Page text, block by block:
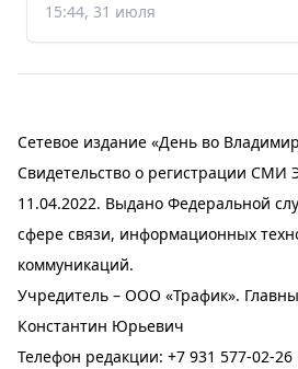
15:44, 31 июля
Сетевое издание «День во
Свидетельство о регистрации
11.04.2022. Выдано Федеральной
сфере связи, информационных
коммуникаций.
Учредитель – ООО «Трафик».
Константин Юрьевич
Телефон редакции: +7 931 577-02-26